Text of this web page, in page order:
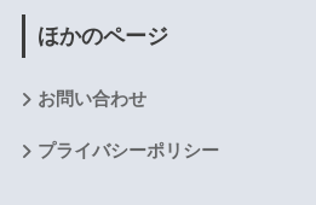
ほかのページ
お問い合わせ
プライバシーポリシー